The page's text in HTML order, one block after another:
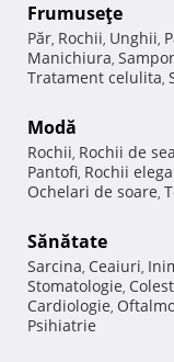
Frumuseţe
Păr, Rochii, Unghii,
Manichiura,
Tratament celulita,
Modă
Rochii, Rochii de
Pantofi, Rochii
Ochelari de soare,
Sănătate
Sarcina, Ceaiuri,
Stomatologie,
Cardiologie,
Psihiatrie